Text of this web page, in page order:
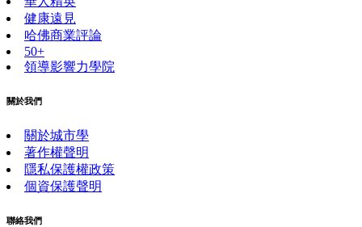
健康遠見
哈佛商業評論
50+
領導影響力學院
關於我們
關於城市學
著作權聲明
隱私保護權政策
個資保護聲明
聯絡我們